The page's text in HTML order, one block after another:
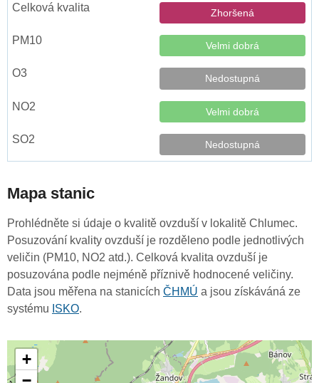
Zhoršená
Velmi dobrá
Nedostupná
Velmi dobrá
Nedostupná
Mapa stanic
Prohlédněte si údaje o kvalitě ovzduší v lokalitě Chlumec.
Posuzování kvality ovzduší je rozděleno podle jednotlivých
veličin (PM10, NO2 atd.). Celková kvalita ovzduší je
posuzována podle nejméně příznivě hodnocené veličiny.
Data jsou měřena na stanicích ČHMÚ a jsou získáváná ze
systému ISKO.
+